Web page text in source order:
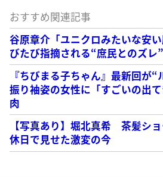
おすすめ関連記事
谷原章介「ユニクロみたいな安
びたび指摘される“庶民とのズレ”
『ちびまる子ちゃん』最新回が
振り袖姿の女性に「すごいの出
肉
【写真あり】堀北真希 茶髪シ
休日で見せた激変の今